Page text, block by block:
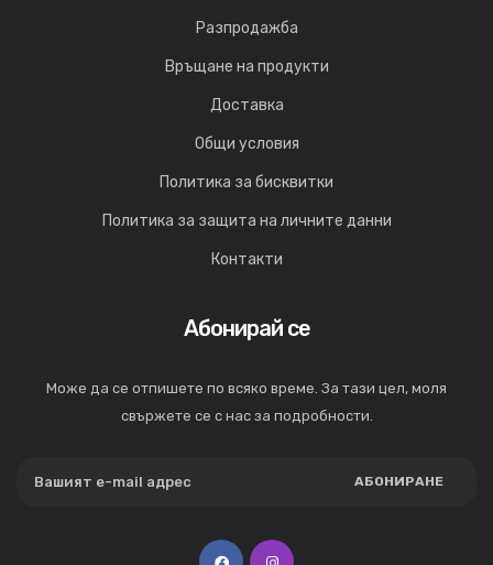
Разпродажба
Връщане на продукти
Доставка
Общи условия
Политика за бисквитки
Политика за защита на личните данни
Контакти
Абонирай се
Може да се отпишете по всяко време. За тази цел, моля
свържете се с нас за подробности.
АБОНИРАНЕ